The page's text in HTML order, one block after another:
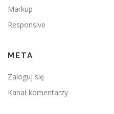
Markup
Responsive
META
Zaloguj się
Kanał komentarzy